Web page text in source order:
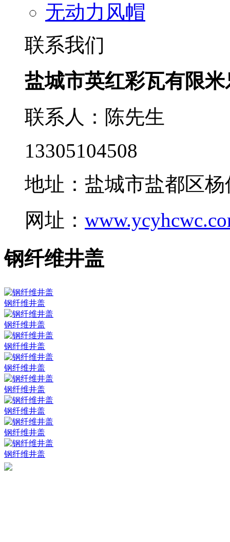
无动力风帽
联系我们
盐城市英红彩瓦有限
联系人：陈先生
13305104508
地址：盐城市盐都区
网址：
钢纤维井盖
钢纤维井盖
钢纤维井盖
钢纤维井盖
钢纤维井盖
钢纤维井盖
钢纤维井盖
钢纤维井盖
钢纤维井盖